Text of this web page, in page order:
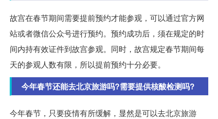
故宫在春节期间需要提前预约才能参观，可以通过官方网
站或者微信公众号进行预约。预约成功后，须在规定的时
间内持有效证件到故宫参观。同时，故宫规定春节期间每
天的参观人数有限，所以提前预约十分必要。
今年春节还能去北京旅游吗?需要提供核酸检测吗?
今年春节，只要疫情有所缓解，显然是可以去北京旅游